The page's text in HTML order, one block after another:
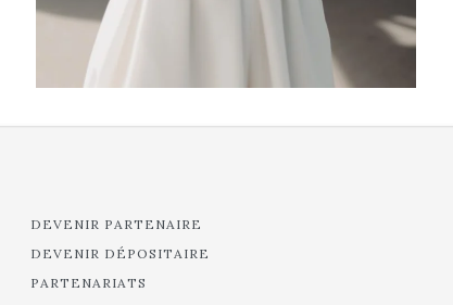
DEVENIR PARTENAIRE
DEVENIR DÉPOSITAIRE
PARTENARIATS